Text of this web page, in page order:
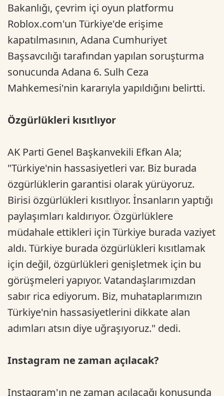
Bakanlığı, çevrim içi oyun platformu
Roblox.com'un Türkiye'de erişime
kapatılmasının, Adana Cumhuriyet
Başsavcılığı tarafından yapılan soruşturma
sonucunda Adana 6. Sulh Ceza
Mahkemesi'nin kararıyla yapıldığını belirtti.
Özgürlükleri kısıtlıyor
AK Parti Genel Başkanvekili Efkan Ala;
"Türkiye'nin hassasiyetleri var. Biz burada
özgürlüklerin garantisi olarak yürüyoruz.
Birisi özgürlükleri kısıtlıyor. İnsanların yaptığı
paylaşımları kaldırıyor. Özgürlüklere
müdahale ettikleri için Türkiye burada vaziyet
aldı. Türkiye burada özgürlükleri kısıtlamak
için değil, özgürlükleri genişletmek için bu
görüşmeleri yapıyor. Vatandaşlarımızdan
sabır rica ediyorum. Biz, muhataplarımızın
Türkiye'nin hassasiyetlerini dikkate alan
adımları atsın diye uğraşıyoruz." dedi.
Instagram ne zaman açılacak?
Instagram'ın ne zaman açılacağı konusunda